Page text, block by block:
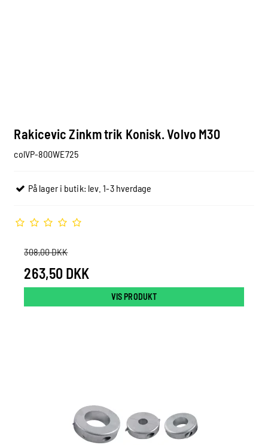
Rakicevic Zinkm trik Konisk. Volvo M30
colVP-800WE725
På lager i butik: lev. 1-3 hverdage
308,00 DKK
263,50 DKK
VIS PRODUKT